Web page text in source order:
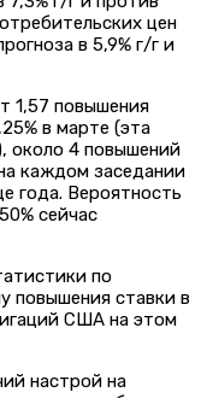
цен
в 5,9% г/г и
1,57 повышения
в марте (эта
около 4 повышений
каждом заседании
года. Вероятность
сейчас
по
повышения ставки в
США на этом
настрой на